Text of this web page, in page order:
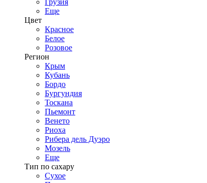
Грузия
Еще
Цвет
Красное
Белое
Розовое
Регион
Крым
Кубань
Бордо
Бургундия
Тоскана
Пьемонт
Венето
Риоха
Рибера дель Дуэро
Мозель
Еще
Тип по сахару
Сухое